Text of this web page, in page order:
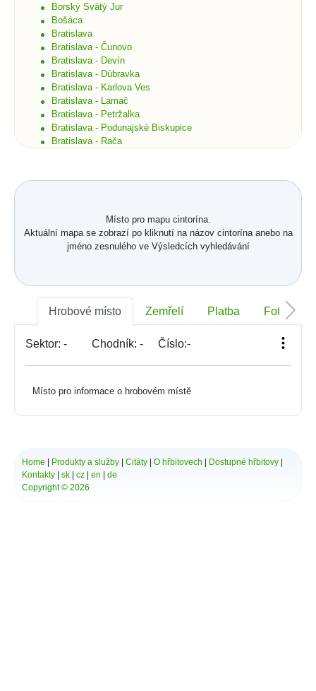
Borský Svätý Jur
Bošáca
Bratislava
Bratislava - Čunovo
Bratislava - Devín
Bratislava - Dúbravka
Bratislava - Karlova Ves
Bratislava - Lamač
Bratislava - Petržalka
Bratislava - Podunajské Biskupice
Bratislava - Rača
Bratislava - Staré Mesto
Bratislava - Záhorská Bystrica
Brekov
Bretka
Budmerice
Bukovec okr. Košice
Bukovec okr. Myjava
Buzica
Bystrička
Bziny
Červený Kláštor
Chlebnice
Chocholná - Velčice
Místo pro mapu cintorína.
Aktuální mapa se zobrazí po kliknutí na názov cintorína anebo na
jméno zesnulého ve Výsledcích vyhledávání
Hrobové místo Zemřelí Platba Foto
Sektor: - Chodník: - Číslo:-
Místo pro informace o hrobovém místě
Home Produkty a služby Citáty O hřbitovech Dostupné hřbitovy
Kontakty
sk cz en
de
Copyright © 2026